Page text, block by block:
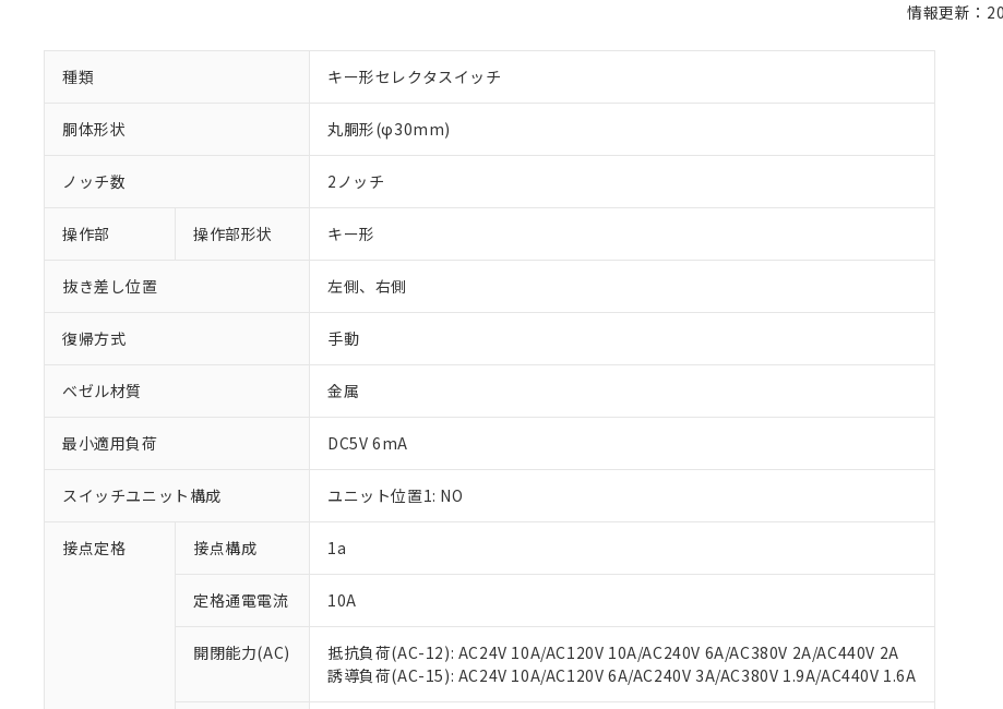
情報更新：
種類 キー形セレクタスイッチ
胴体形状 丸胴形(φ30mm)
ノッチ数 2ノッチ
操作部 操作部形状 キー形
抜き差し位置 左側、右側
復帰方式 手動
ベゼル材質 金属
最小適用負荷 DC5V 6mA
スイッチユニット構成 ユニット位置1: NO
接点定格 接点構成 1a
定格通電電流 10A
開閉能力(AC)
抵抗負荷(AC-12): AC24V 10A/AC120V 10A/AC240V 6A/AC380V 2A/AC440V 2A
誘導負荷(AC-15): AC24V 10A/AC120V 6A/AC240V 3A/AC380V 1.9A/AC440V 1.6A
ご利用条件
以下の条件をお読みいただき、同意のうえご利用ください。
※1 対応状況
調査・確認中：EU RoHS指令（10物質）の非含有の対応状況を調査中または確認中の商品
非該当品：ライセンス料など無形物で、有害物質有無と関係のない商品です。
仕入先様の事情により、非含有部品としていたものが、含有品と判明した場合などやむを得
があります。
※1 中国RoHS○×表
「○」：最大均質材料含有率が中国RoHSの基準値以下であることを示します。